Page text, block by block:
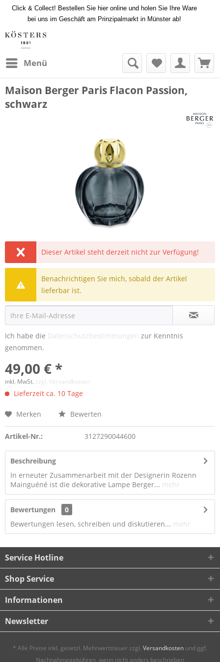
Click & Collect! Bestellen Sie hier online und holen Sie Ihre Ware
bei uns im Geschäft am Prinzipalmarkt in Münster ab!
Menü
Maison Berger Paris Flacon Passion,
schwarz
Dieser Artikel steht derzeit nicht zur Verfügung!
Benachrichtigen Sie mich, sobald der Artikel
lieferbar ist.
Ich habe die Datenschutzbestimmungen zur Kenntnis
genommen.
49,00 € *
inkl. MwSt. zzgl. Versandkosten
Lieferzeit ca. 10 Tage
Merken Bewerten
Artikel-Nr.: 3127290044600
Beschreibung
In erneuter Zusammenarbeit mit der Designerin Rozenn
Mainguéné ist die dekorative Lampe Berger... mehr
Bewertungen
0
Bewertungen lesen, schreiben und diskutieren... mehr
Service Hotline
Shop Service
Informationen
Newsletter
* Alle Preise inkl. gesetzl. Mehrwertsteuer zzgl. Versandkosten und ggf.
Nachnahmegebühren, wenn nicht anders beschrieben